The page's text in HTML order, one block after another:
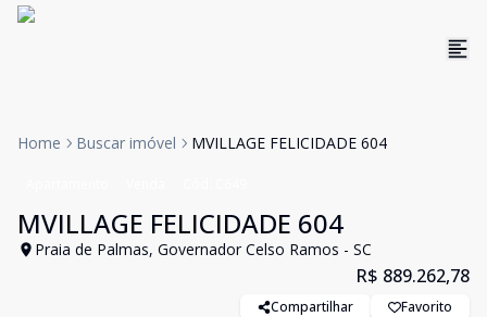
Home Buscar imóvel MVILLAGE FELICIDADE 604
MVILLAGE FELICIDADE 604
Praia de Palmas, Governador Celso Ramos - SC
R$ 889.262,78
Compartilhar Favorito